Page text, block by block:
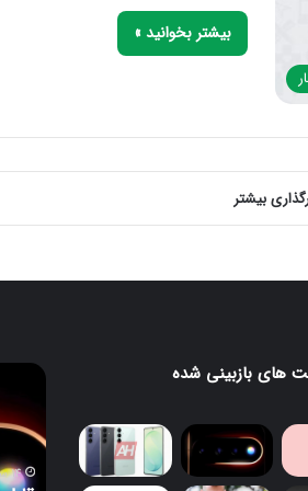
بیشتر بخوانید »
بیشتر
های بازبینی شده
قابلیت
HiLight
در
سری14 ساعت پیش